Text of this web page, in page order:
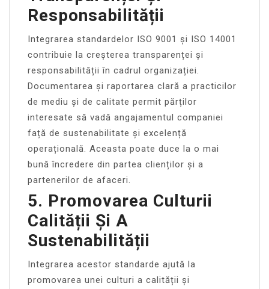
Responsabilității
Integrarea standardelor ISO 9001 și ISO 14001
contribuie la creșterea transparenței și
responsabilității în cadrul organizației.
Documentarea și raportarea clară a practicilor
de mediu și de calitate permit părților
interesate să vadă angajamentul companiei
față de sustenabilitate și excelență
operațională. Aceasta poate duce la o mai
bună încredere din partea clienților și a
partenerilor de afaceri.
5. Promovarea Culturii
Calității Și A
Sustenabilității
Integrarea acestor standarde ajută la
promovarea unei culturi a calității și